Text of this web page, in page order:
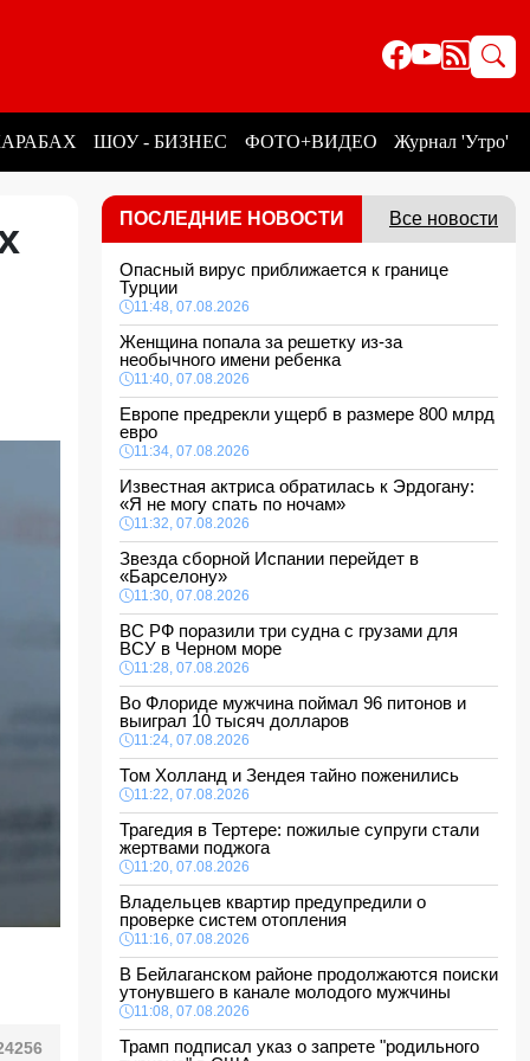
ШОУ - БИЗНЕС ФОТО+ВИДЕО Журнал 'Утро'
ПОСЛЕДНИЕ НОВОСТИ Все новости
Опасный вирус приближается к границе
Турции
11:48, 07.08.2026
Женщина попала за решетку из-за
необычного имени ребенка
11:40, 07.08.2026
Европе предрекли ущерб в размере 800 млрд
евро
11:34, 07.08.2026
Известная актриса обратилась к Эрдогану:
«Я не могу спать по ночам»
11:32, 07.08.2026
Звезда сборной Испании перейдет в
«Барселону»
11:30, 07.08.2026
ВС РФ поразили три судна с грузами для
ВСУ в Черном море
11:28, 07.08.2026
Во Флориде мужчина поймал 96 питонов и
выиграл 10 тысяч долларов
11:24, 07.08.2026
Том Холланд и Зендея тайно поженились
11:22, 07.08.2026
Трагедия в Тертере: пожилые супруги стали
жертвами поджога
11:20, 07.08.2026
Владельцев квартир предупредили о
проверке систем отопления
11:16, 07.08.2026
В Бейлаганском районе продолжаются поиски
утонувшего в канале молодого мужчины
11:08, 07.08.2026
Трамп подписал указ о запрете "родильного